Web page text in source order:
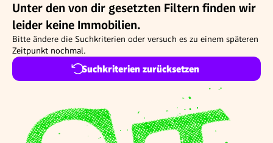
Unter den von dir gesetzten Filtern finden wir
leider keine Immobilien.
Bitte ändere die Suchkriterien oder versuch es zu einem späteren
Zeitpunkt nochmal.
Suchkriterien zurücksetzen